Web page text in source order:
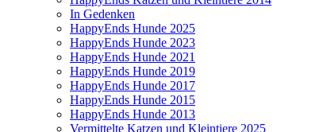
In Gedenken
HappyEnds Hunde 2025
HappyEnds Hunde 2023
HappyEnds Hunde 2021
HappyEnds Hunde 2019
HappyEnds Hunde 2017
HappyEnds Hunde 2015
HappyEnds Hunde 2013
Vermittelte Katzen und Kleintiere 2025